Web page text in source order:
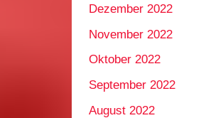
Dezember 2022
November 2022
Oktober 2022
September 2022
August 2022